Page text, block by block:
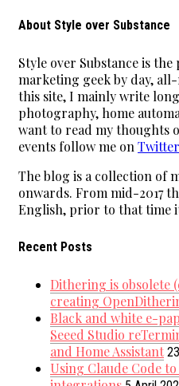
About Style over Substance
Style over Substance is
marketing geek by day,
this site, I mainly write
photography, home
want to read my thoughts
events follow me on Twitter
The blog is a collection of
onwards. From mid-2017
English, prior to that time
Recent Posts
Dithering is obsolete
creating
Black and white e-
Seeed Studio
and Home Assistant
Using Claude Code